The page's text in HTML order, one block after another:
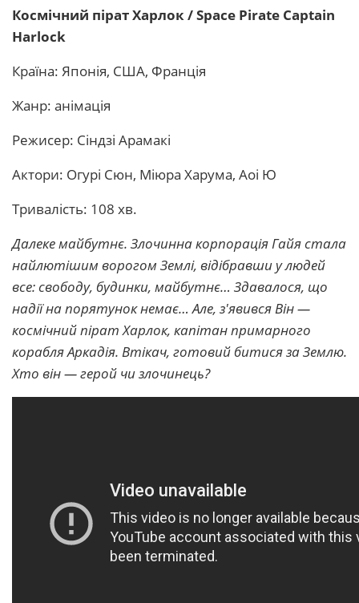
Космічний пірат Харлок / Space Pirate Captain
Harlock
Країна: Японія, США, Франція
Жанр: анімація
Режисер: Сіндзі Арамакі
Актори: Огурі Сюн, Міюра Харума, Аоі Ю
Тривалість: 108 хв.
Далеке майбутнє. Злочинна корпорація Гайя стала
найлютішим ворогом Землі, відібравши у людей
все: свободу, будинки, майбутнє… Здавалося, що
надії на порятунок немає… Але, з'явився Він —
космічний пірат Харлок, капітан примарного
корабля Аркадія. Втікач, готовий битися за Землю.
Хто він — герой чи злочинець?